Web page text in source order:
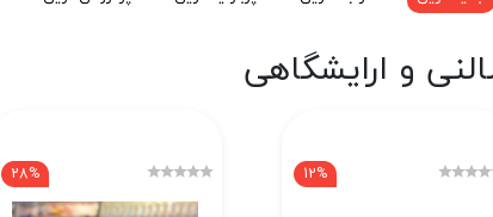
و ارایشگاهی
12%
28%